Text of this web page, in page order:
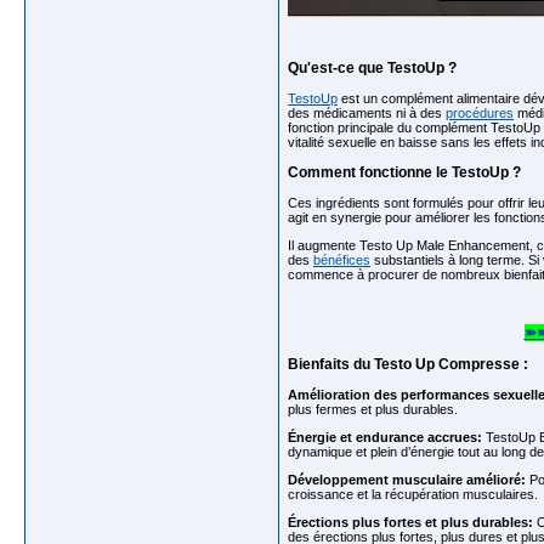
Qu'est-ce que TestoUp ?
TestoUp est un complément alimentaire
des médicaments ni à des procédures
fonction principale du complément
vitalité sexuelle en baisse sans les effets
Comment fonctionne le TestoUp ?
Ces ingrédients sont formulés pour offrir
agit en synergie pour améliorer les
Il augmente Testo Up Male Enhancement,
des bénéfices substantiels à long terme.
commence à procurer de nombreux
Bienfaits du Testo Up Compresse :
Amélioration des performances
plus fermes et plus durables.
Énergie et endurance accrues: TestoUp
dynamique et plein d’énergie tout au long
Développement musculaire amélioré:
croissance et la récupération musculaires.
Érections plus fortes et plus durables:
des érections plus fortes, plus dures et